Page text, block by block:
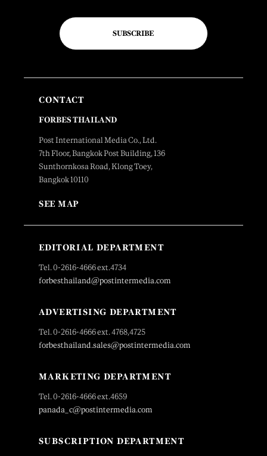
SUBSCRIBE
CONTACT
FORBES THAILAND
Post International Media Co., Ltd.
7th Floor, Bangkok Post Building, 136
Sunthornkosa Road, Klong Toey,
Bangkok 10110
SEE MAP
EDITORIAL DEPARTMENT
Tel. 0-2616-4666 ext.4734
forbesthailand@postintermedia.com
ADVERTISING DEPARTMENT
Tel. 0-2616-4666 ext. 4768,4725
forbesthailand.sales@postintermedia.com
MARKETING DEPARTMENT
Tel. 0-2616-4666 ext.4659
panada_c@postintermedia.com
SUBSCRIPTION DEPARTMENT